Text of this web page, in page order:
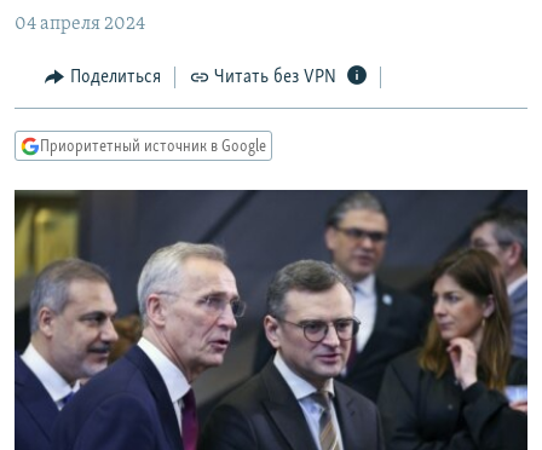
Вернутся
Вернутся
поиску
МНЕНИЯ
КУЛЬТУРА
КАВКАЗ.РЕАЛИИ
СЕВЕР.РЕАЛИИ
СИБИРЬ.РЕАЛИИ
РАСПИСАНИЕ ВЕЩАНИЯ
ПОДПИШИТЕСЬ НА РАССЫЛКУ
СОЦИАЛЬНЫЕ СЕТИ
04 апреля 2024
Поделиться Читать без VPN
Приоритетный источник в Google